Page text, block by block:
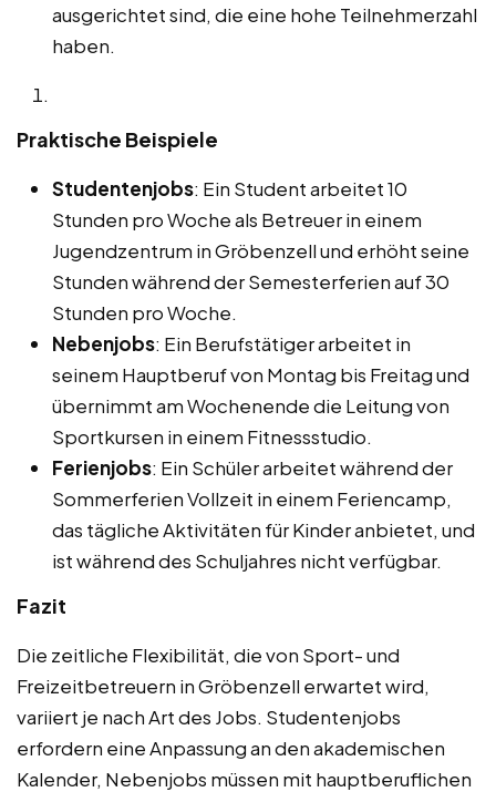
ausgerichtet sind, die eine hohe Teilnehmerzahl
haben.
Praktische Beispiele
Studentenjobs: Ein Student arbeitet 10
Stunden pro Woche als Betreuer in einem
Jugendzentrum in Gröbenzell und erhöht seine
Stunden während der Semesterferien auf 30
Stunden pro Woche.
Nebenjobs: Ein Berufstätiger arbeitet in
seinem Hauptberuf von Montag bis Freitag und
übernimmt am Wochenende die Leitung von
Sportkursen in einem Fitnessstudio.
Ferienjobs: Ein Schüler arbeitet während der
Sommerferien Vollzeit in einem Feriencamp,
das tägliche Aktivitäten für Kinder anbietet, und
ist während des Schuljahres nicht verfügbar.
Fazit
Die zeitliche Flexibilität, die von Sport- und
Freizeitbetreuern in Gröbenzell erwartet wird,
variiert je nach Art des Jobs. Studentenjobs
erfordern eine Anpassung an den akademischen
Kalender, Nebenjobs müssen mit hauptberuflichen